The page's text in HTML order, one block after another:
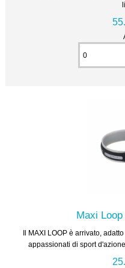
Maxi
Il MAXI LOOP è arrivato,
appassionati di sport